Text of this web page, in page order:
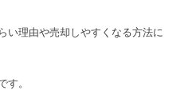
い理由や売却しやすくなる方法に
す。